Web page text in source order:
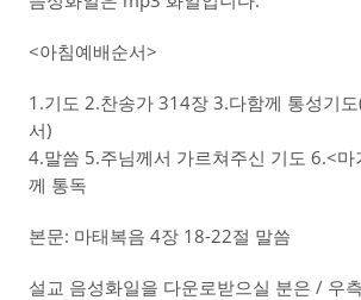
<아침예배순서>
1.기도 2.찬송가 314장 3.다함께 통성기
서)
4.말씀 5.주님께서 가르쳐주신 기도 6.<
께 통독
본문: 마태복음 4장 18-22절 말씀
설교 음성화일을 다운로받으실 분은 / 우